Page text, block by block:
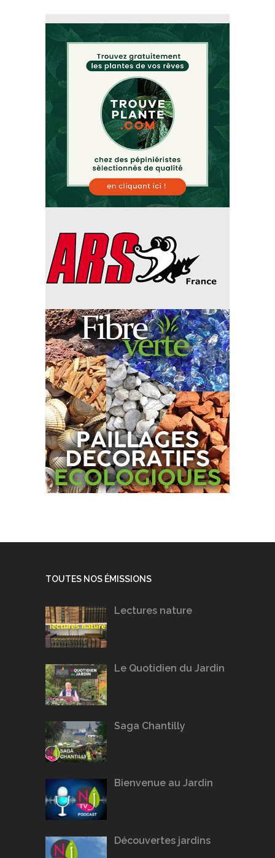
TOUTES NOS ÉMISSIONS
Lectures nature
Le Quotidien du Jardin
Saga Chantilly
Bienvenue au Jardin
Découvertes jardins